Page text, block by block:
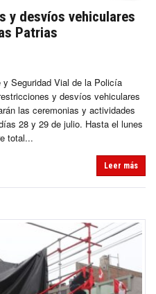
y desvíos vehiculares
Patrias
y Seguridad Vial de la Policía
y desvíos vehiculares
las ceremonias y actividades
28 y 29 de julio. Hasta el lunes
total...
Leer más